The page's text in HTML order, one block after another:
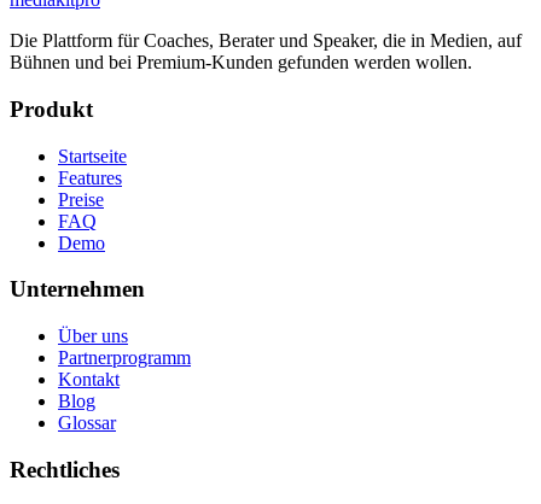
Die Plattform für Coaches, Berater und Speaker, die in Medien, auf
Bühnen und bei Premium-Kunden gefunden werden wollen.
Produkt
Startseite
Features
Preise
FAQ
Demo
Unternehmen
Über uns
Partnerprogramm
Kontakt
Blog
Glossar
Rechtliches